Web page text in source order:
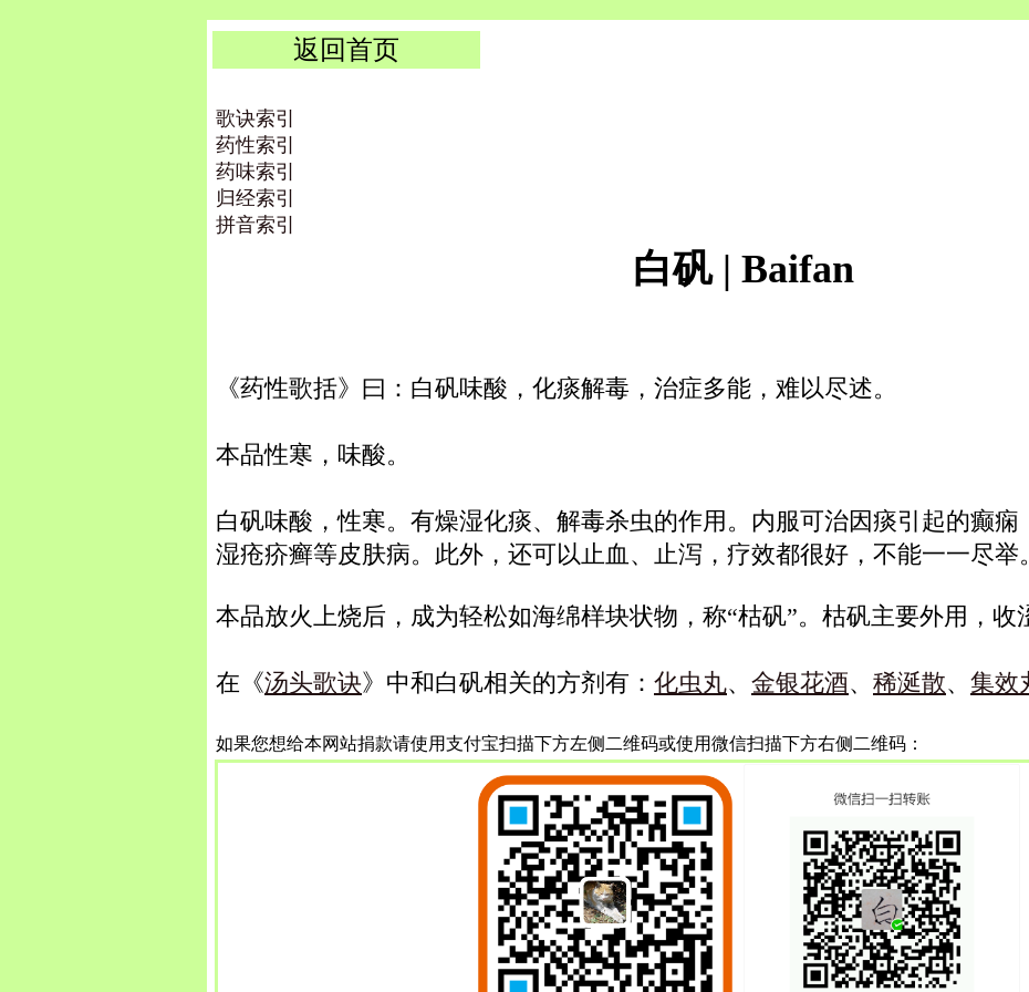
返回首页
歌诀索引
药性索引
药味索引
归经索引
拼音索引
白矾 | Baifan
《药性歌括》曰：白矾味酸，化痰解毒，治症多能，难以尽述。
本品性寒，味酸。
白矾味酸，性寒。有燥湿化痰、解毒杀虫的作用。内服可治因痰引起的癫
湿疮疥癣等皮肤病。此外，还可以止血、止泻，疗效都很好，不能一一尽举。
本品放火上烧后，成为轻松如海绵样块状物，称“枯矾”。枯矾主要外用，收
在《汤头歌诀》中和白矾相关的方剂有： 化虫丸、 金银花酒、 稀涎散、 集效
如果您想给本网站捐款请使用支付宝扫描下方左侧二维码或使用微信扫描下方右侧二维码：